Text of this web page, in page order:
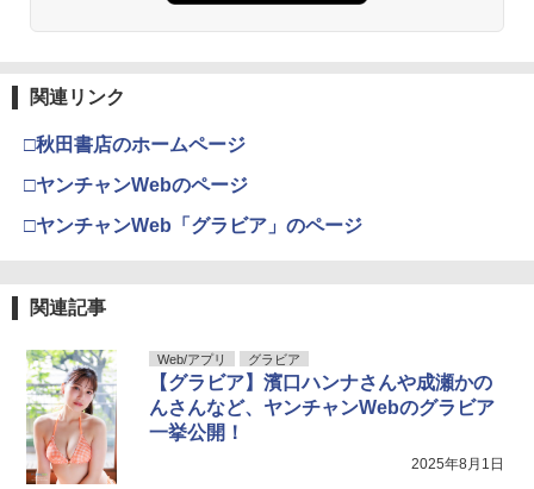
関連リンク
□秋田書店のホームページ
□ヤンチャンWebのページ
□ヤンチャンWeb「グラビア」のページ
関連記事
Web/アプリ グラビア
【グラビア】濱口ハンナさんや成瀬かの
んさんなど、ヤンチャンWebのグラビア
一挙公開！
2025年8月1日